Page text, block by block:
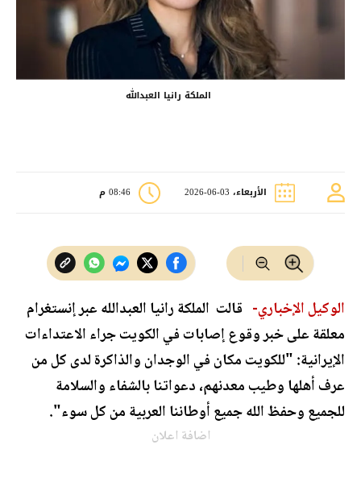
الملكة رانيا العبدالله
الأربعاء، 03-06-2026 08:46 م
الوكيل الإخباري- قالت الملكة رانيا العبدالله عبر إنستغرام
معلقة على خبر وقوع إصابات في الكويت جراء الاعتداءات
الإيرانية: "للكويت مكان في الوجدان والذاكرة لدى كل من
عرف أهلها وطيب معدنهم، دعواتنا بالشفاء والسلامة
للجميع وحفظ الله جميع أوطاننا العربية من كل سوء".
اضافة اعلان